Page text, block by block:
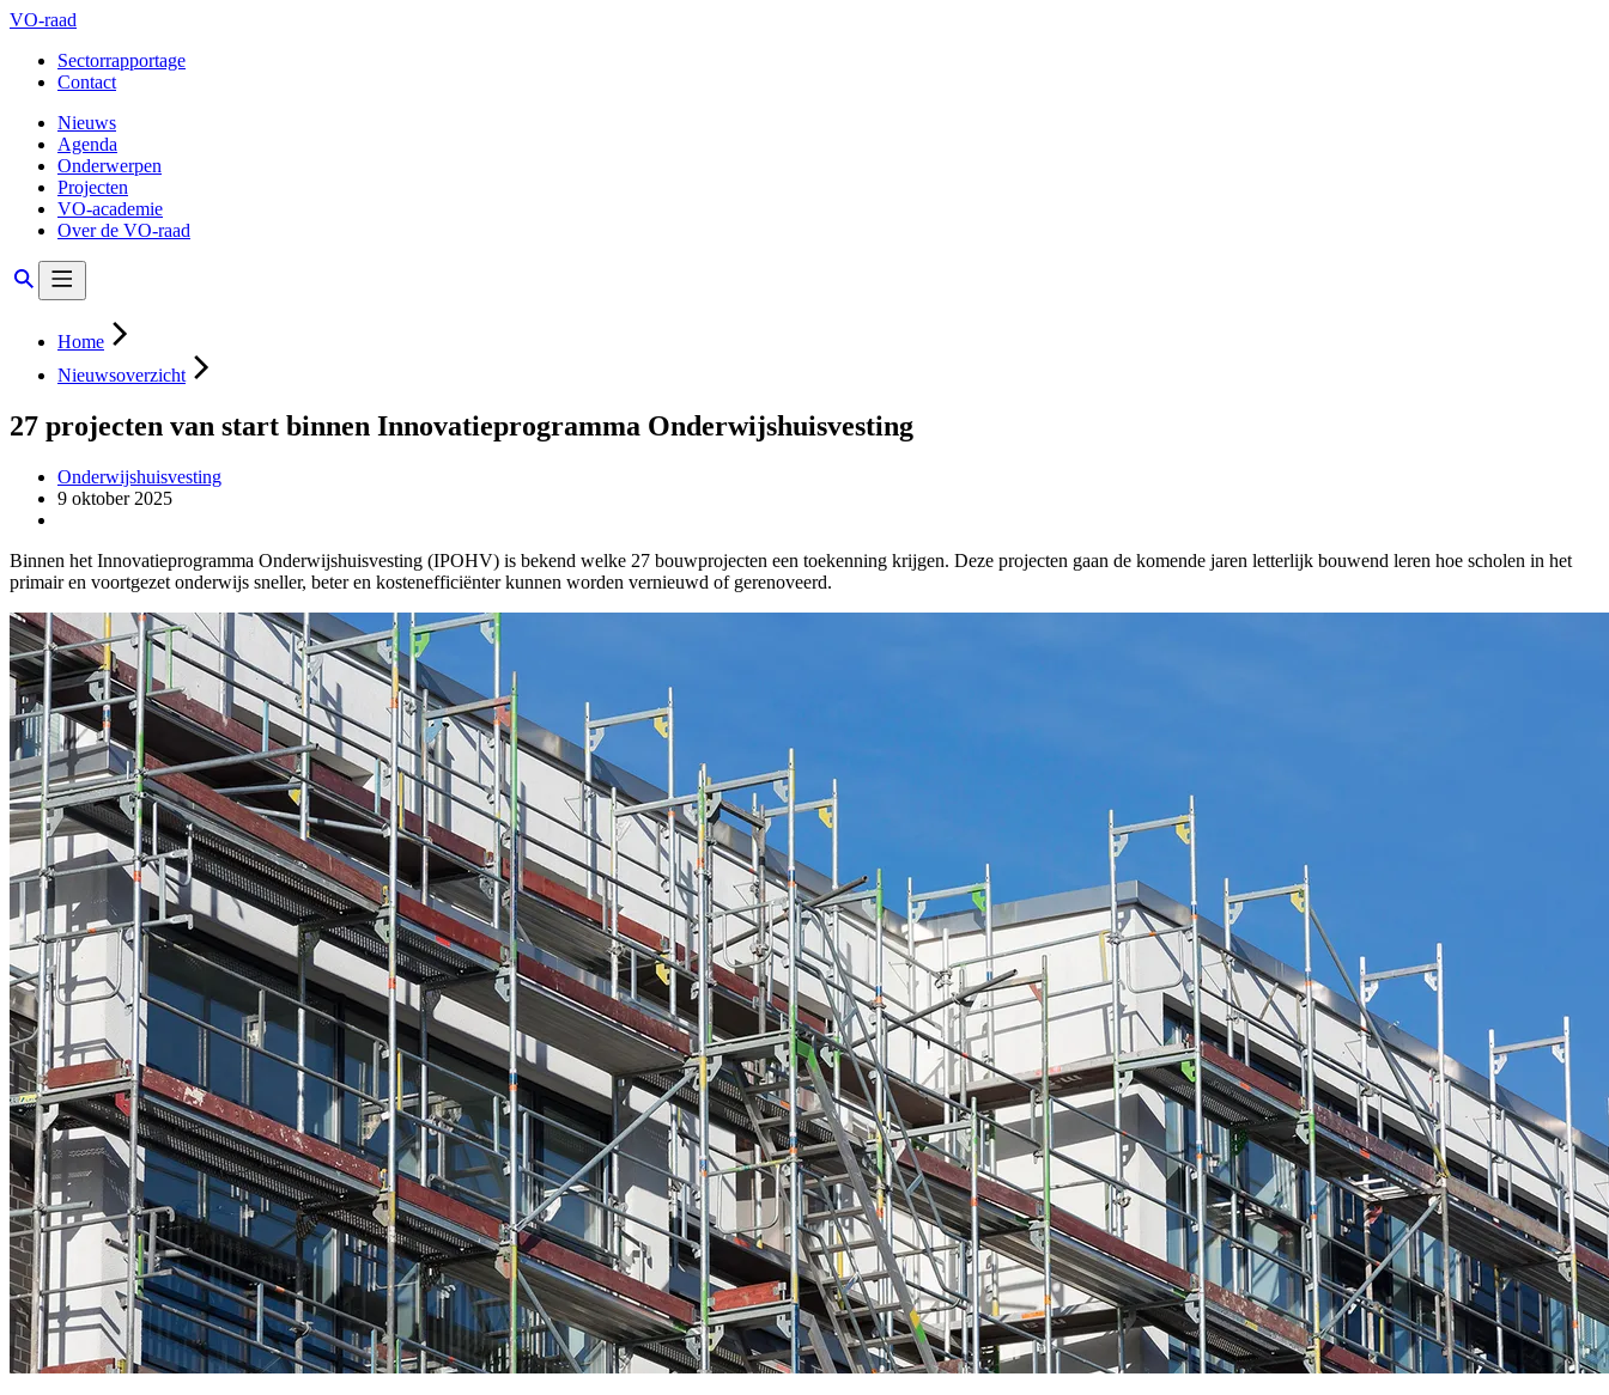
VO-raad
Sectorrapportage
Contact
Nieuws
Agenda
Onderwerpen
Projecten
VO-academie
Over de VO-raad
Home
Nieuwsoverzicht
27 projecten van start binnen Innovatieprogramma Onderwijshuisvesting
Onderwijshuisvesting
9 oktober 2025
Binnen het Innovatieprogramma Onderwijshuisvesting (IPOHV) is bekend welke 27 bouwprojecten een toekenning krijgen. Deze projecten gaan de komende jaren letterlijk bouwend leren hoe scholen in het
primair en voortgezet onderwijs sneller, beter en kostenefficiënter kunnen worden vernieuwd of gerenoveerd.